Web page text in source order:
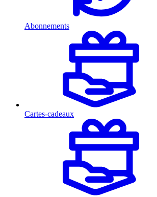
Abonnements
Cartes-cadeaux